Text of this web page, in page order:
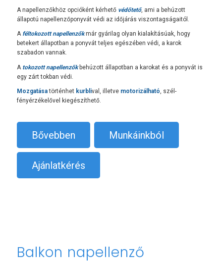
A napellenzőkhöz opcióként kérhető védőtető, ami a behúzott
állapotú napellenzőponyvát védi az időjárás viszontagságaitól.
A féltokozott napellenzőkmár gyárilag olyan kialakításúak, hogy
betekert állapotban a ponyvát teljes egészében védi, a karok
szabadon vannak.
A tokozott napellenzőkbehúzott állapotban a karokat és a ponyvát is
egy zárt tokban védi.
Mozgatásatörténhet kurblival, illetve motorizálható , szél-
fényérzékelővel kiegészíthető.
Bővebben Munkáinkból
Ajánlatkérés
Balkon napellenző